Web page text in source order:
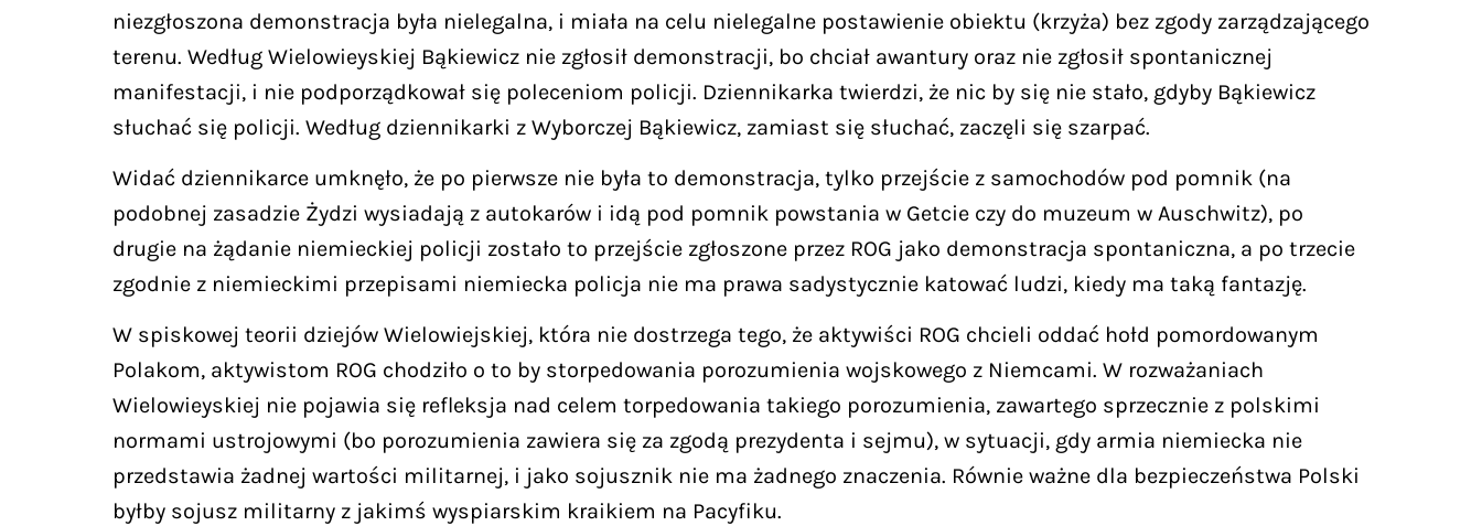
niezgłoszona demonstracja była nielegalna, i miała na celu nielegalne postawienie obiektu (krzyża) bez zgody zarządzającego
terenu. Według Wielowieyskiej Bąkiewicz nie zgłosił demonstracji, bo chciał awantury oraz nie zgłosił spontanicznej
manifestacji, i nie podporządkował się poleceniom policji. Dziennikarka twierdzi, że nic by się nie stało, gdyby Bąkiewicz
słuchać się policji. Według dziennikarki z Wyborczej Bąkiewicz, zamiast się słuchać, zaczęli się szarpać.
Widać dziennikarce umknęło, że po pierwsze nie była to demonstracja, tylko przejście z samochodów pod pomnik (na
podobnej zasadzie Żydzi wysiadają z autokarów i idą pod pomnik powstania w Getcie czy do muzeum w Auschwitz), po
drugie na żądanie niemieckiej policji zostało to przejście zgłoszone przez ROG jako demonstracja spontaniczna, a po trzecie
zgodnie z niemieckimi przepisami niemiecka policja nie ma prawa sadystycznie katować ludzi, kiedy ma taką fantazję.
W spiskowej teorii dziejów Wielowiejskiej, która nie dostrzega tego, że aktywiści ROG chcieli oddać hołd pomordowanym
Polakom, aktywistom ROG chodziło o to by storpedowania porozumienia wojskowego z Niemcami. W rozważaniach
Wielowieyskiej nie pojawia się refleksja nad celem torpedowania takiego porozumienia, zawartego sprzecznie z polskimi
normami ustrojowymi (bo porozumienia zawiera się za zgodą prezydenta i sejmu), w sytuacji, gdy armia niemiecka nie
przedstawia żadnej wartości militarnej, i jako sojusznik nie ma żadnego znaczenia. Równie ważne dla bezpieczeństwa Polski
byłby sojusz militarny z jakimś wyspiarskim kraikiem na Pacyfiku.